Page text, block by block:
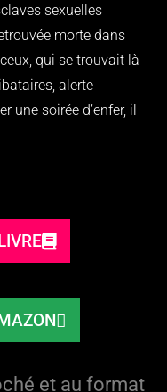
sexuelles
morte dans
qui se trouvait là
alerte
une soirée d’enfer, il
et au format